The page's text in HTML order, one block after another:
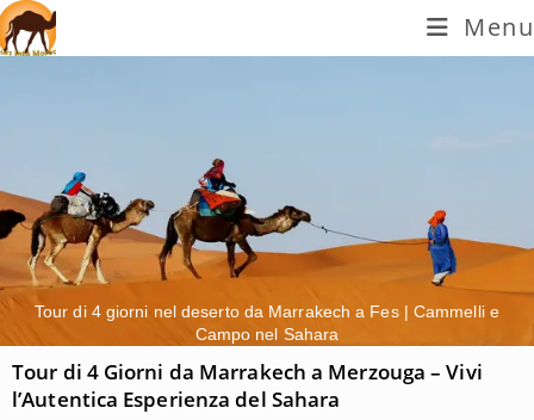
Menu
Tour di 4 giorni nel deserto da Marrakech a Fes | Cammelli e
Campo nel Sahara
Tour di 4 Giorni da Marrakech a Merzouga – Vivi
l’Autentica Esperienza del Sahara